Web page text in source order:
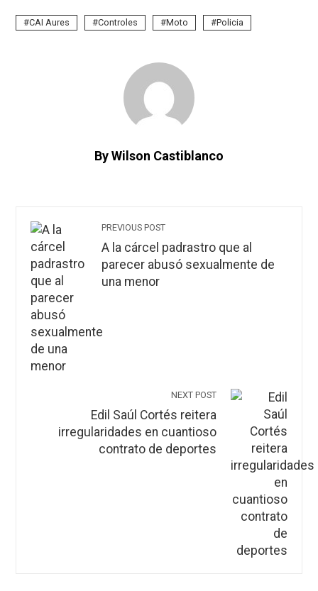
CAI Aures Controles Moto Policia
By Wilson Castiblanco
PREVIOUS POST
A la cárcel padrastro que al
parecer abusó sexualmente de
una menor
NEXT POST
Edil Saúl Cortés reitera
irregularidades en cuantioso
contrato de deportes